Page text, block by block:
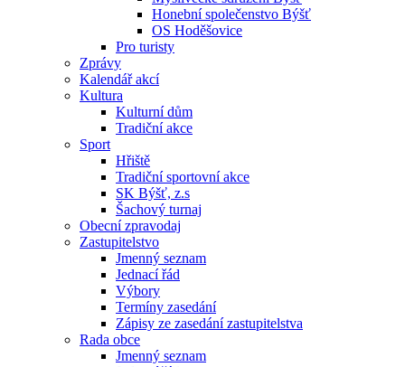
Honební společenstvo Býšť
OS Hoděšovice
Pro turisty
Zprávy
Kalendář akcí
Kultura
Kulturní dům
Tradiční akce
Sport
Hřiště
Tradiční sportovní akce
SK Býšť, z.s
Šachový turnaj
Obecní zpravodaj
Zastupitelstvo
Jmenný seznam
Jednací řád
Výbory
Termíny zasedání
Zápisy ze zasedání zastupitelstva
Rada obce
Jmenný seznam